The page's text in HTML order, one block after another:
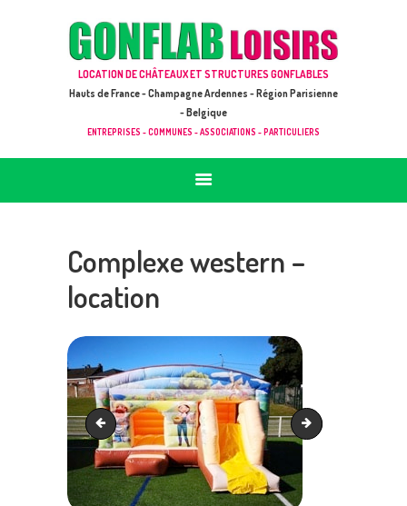
LOCATION DE CHÂTEAUX ET STRUCTURES GONFLABLES
Hauts de France - Champagne Ardennes - Région Parisienne
- Belgique
ENTREPRISES - COMMUNES - ASSOCIATIONS - PARTICULIERS
GONFLAB LOISIRS
ACCUEIL
JEUX À LOUER & PRESTATIONS
CATALOGUE / TARIF
DEMANDE DE DEVIS (SOUS 24H)
Complexe western –
location
Ludothèque - location Complexe Jungle -